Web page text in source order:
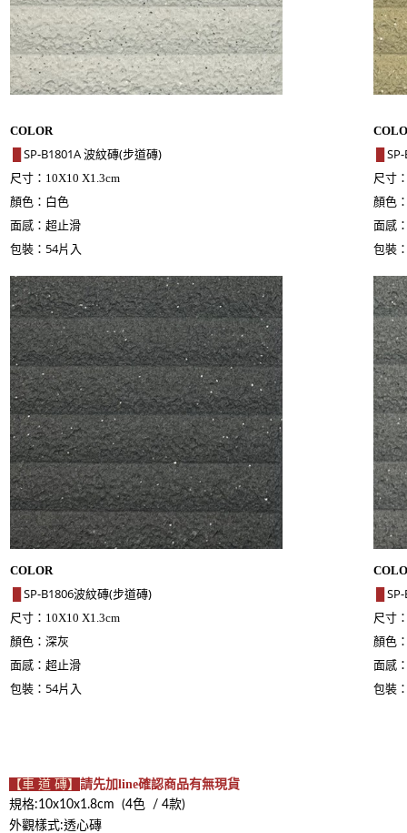
COLOR
SP-B1801A 波紋磚(步道磚)
尺寸： 10X10 X1.3cm
顏色：白色
面感：超止滑
包裝：54片入
尺寸
顏色
面感
包裝
COLOR
SP-B1806波紋磚(步道磚)
尺寸： 10X10 X1.3cm
顏色：深灰
面感：超止滑
包裝：54片入
尺寸
顏色
面感
包裝
【車 道 磚】 請先加line確認商品有無現貨
規格:10x10x1.8cm (4色 / 4款)
外觀樣式:透心磚